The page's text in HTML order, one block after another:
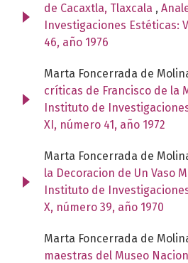
de Cacaxtla, Tlaxcala ,
Investigaciones Estéticas:
46, año 1976
Marta Foncerrada de
críticas de Francisco de la
Instituto de
XI, número 41, año 1972
Marta Foncerrada de
la Decoracion de Un Vaso
Instituto de
X, número 39, año 1970
Marta Foncerrada de
maestras del Museo